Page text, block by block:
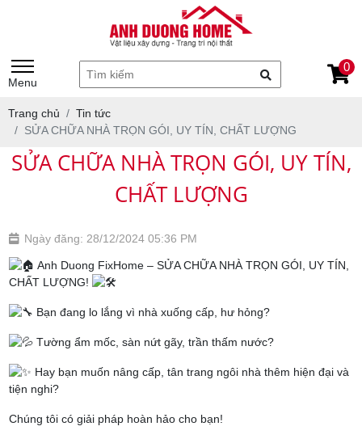
Menu
0
Trang chủ
Tin tức
SỬA CHỮA NHÀ TRỌN GÓI, UY TÍN, CHẤT LƯỢNG
SỬA CHỮA NHÀ TRỌN GÓI, UY TÍN,
CHẤT LƯỢNG
Ngày đăng: 28/12/2024 05:36 PM
Anh Duong FixHome – SỬA CHỮA NHÀ TRỌN GÓI, UY TÍN,
CHẤT LƯỢNG!
Bạn đang lo lắng vì nhà xuống cấp, hư hỏng?
Tường ẩm mốc, sàn nứt gãy, trần thấm nước?
Hay bạn muốn nâng cấp, tân trang ngôi nhà thêm hiện đại và
tiện nghi?
Chúng tôi có giải pháp hoàn hảo cho bạn!